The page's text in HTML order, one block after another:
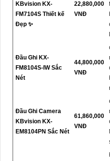
KBvision KX-
FM7104S Thiết kế
Đẹp ✨
22,880,000
VNĐ
Đầu Ghi KX-
FM8104S-IW Sắc
Nét
44,800,000
VNĐ
Đầu Ghi Camera
KBvision KX-
EM8104PN Sắc Nét
61,860,000
VNĐ